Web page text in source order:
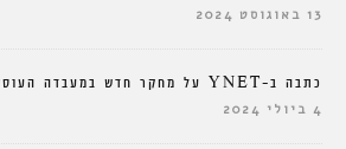
13 באוגוסט 2024
כתבה ב-YNET על מחקר חדש במעבדה העוסק בהצללה בעיר
4 ביולי 2024